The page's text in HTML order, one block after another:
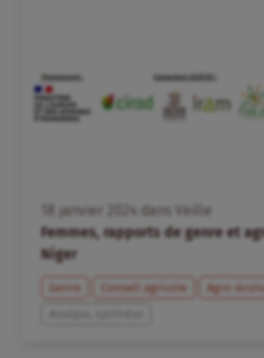
janvier 2024 dans
Veille
Femmes, rapports de genre et
Niger
Genre Conseil agricole Agro-